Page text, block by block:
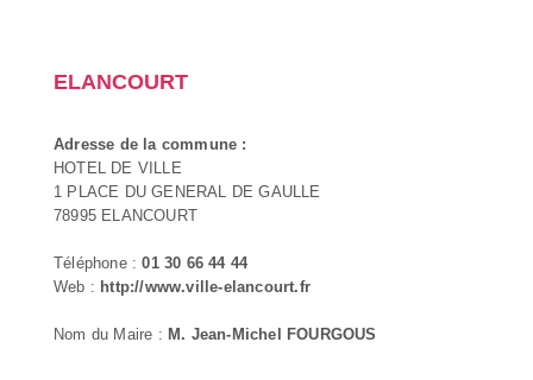
ELANCOURT
Adresse de la commune :
HOTEL DE VILLE
1 PLACE DU GENERAL DE GAULLE
78995 ELANCOURT
Téléphone :01 30 66 44 44
Web : http://www.ville-elancourt.fr
Nom du Maire : M. Jean-Michel FOURGOUS